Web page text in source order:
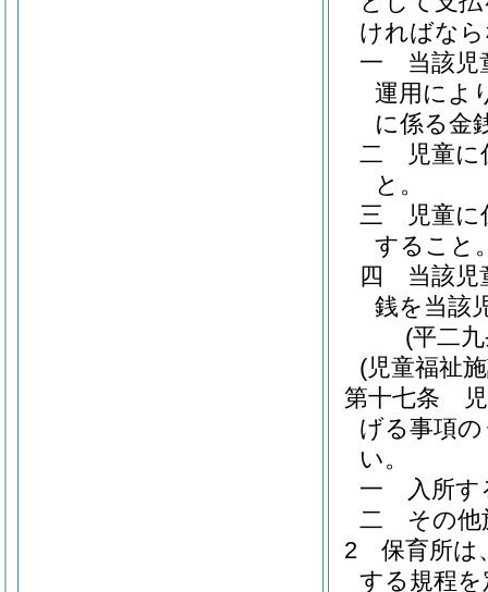
ければな
一
当該
運用によ
に係る金
二
児童
と。
三
児童
すること
四
当該
銭を当該
(平二
(児童福祉
第十七条
げる事項
い。
一
入所
二
その
2
保育所は
する規程